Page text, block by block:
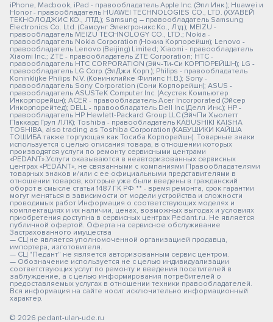
iPhone, Macbook, iPad - правообладатель Apple Inc. (Эпл Инк.); Huawei и
Honor - правообладатель HUAWEI TECHNOLOGIES CO., LTD. (ХУАВЕЙ
ТЕКНОЛОДЖИС КО., ЛТД.); Samsung – правообладатель Samsung
Electronics Co. Ltd. (Самсунг Электроникс Ко., Лтд.); MEIZU -
правообладатель MEIZU TECHNOLOGY CO., LTD.; Nokia -
правообладатель Nokia Corporation (Нокиа Корпорейшн); Lenovo -
правообладатель Lenovo (Beijing) Limited; Xiaomi - правообладатель
Xiaomi Inc.; ZTE - правообладатель ZTE Corporation; HTC -
правообладатель HTC CORPORATION (Эйч-Ти-Си КОРПОРЕЙШН); LG -
правообладатель LG Corp. (ЭлДжи Корп.); Philips - правообладатель
Koninklijke Philips N.V. (Конинклийке Филипс Н.В.); Sony -
правообладатель Sony Corporation (Сони Корпорейшн); ASUS -
правообладатель ASUSTeK Computer Inc. (Асустек Компьютер
Инкорпорейшн); ACER - правообладатель Acer Incorporated (Эйсер
Инкорпорейтед); DELL - правообладатель Dell Inc.(Делл Инк.); HP -
правообладатель HP Hewlett-Packard Group LLC (ЭйчПи Хьюлетт
Паккард Груп ЛЛК); Toshiba - правообладатель KABUSHIKI KAISHA
TOSHIBA, also trading as Toshiba Corporation (КАБУШИКИ КАЙША
ТОШИБА также торгующая как Тосиба Корпорейшн). Товарные знаки
используется с целью описания товара, в отношении которых
производятся услуги по ремонту сервисными центрами
«PEDANT».Услуги оказываются в неавторизованных сервисных
центрах «PEDANT», не связанными с компаниями Правообладателями
товарных знаков и/или с ее официальными представителями в
отношении товаров, которые уже были введены в гражданский
оборот в смысле статьи 1487 ГК РФ ** - время ремонта, срок гарантии
могут меняться в зависимости от модели устройства и сложности
проводимых работ Информация о соответствующих моделях и
комплектациях и их наличии, ценах, возможных выгодах и условиях
приобретения доступна в сервисных центрах Pedant.ru. Не является
публичной офертой. Оферта на сервисное обслуживание
Застрахованного имущества
— СЦ не является уполномоченной организацией продавца,
импортера, изготовителя.
— СЦ "Педант" не является авторизованным сервис центром.
— Обозначение используется не с целью индивидуализации
соответствующих услуг по ремонту и введения посетителей в
заблуждение, а с целью информирования потребителей о
предоставляемых услугах в отношении техники правообладателей.
Вся информация на сайте носит исключительно информационный
характер.
© 2026 pedant-ulan-ude.ru